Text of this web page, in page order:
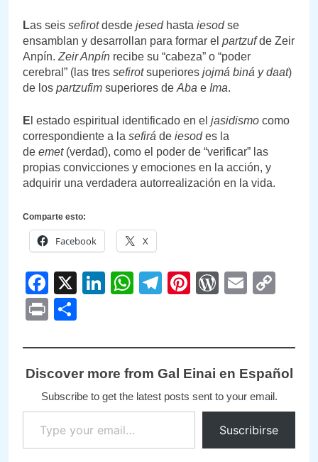
Las seis sefirotdesde jesedhasta iesodse
ensamblan y desarrollan para formar el partzufde Zeir
Anpín. Zeir Anpín recibe su “cabeza” o “poder
cerebral” (las tres sefirotsuperiores jojmá biná y daat)
de los partzufim superiores de Aba e Ima.
E l estado espiritual identificado en el jasidismo como
correspondiente a la sefirá de iesodes la
de emet(verdad), como el poder de “verificar” las
propias convicciones y emociones en la acción, y
adquirir una verdadera autorrealización en la vida.
Comparte esto:
Facebook X
Facebook
X LinkedIn
WhatsApp
Telegram
PinterestEmail
Print
Discover more from Gal Einai en Español
Subscribe to get the latest posts sent to your email.
Type your email…
Suscribirse